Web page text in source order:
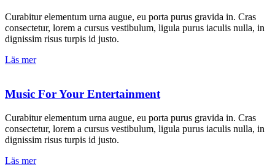
Curabitur elementum urna augue, eu porta purus gravida in. Cras
consectetur, lorem a cursus vestibulum, ligula purus iaculis nulla, in
dignissim risus turpis id justo.
Läs mer
Music For Your Entertainment
Curabitur elementum urna augue, eu porta purus gravida in. Cras
consectetur, lorem a cursus vestibulum, ligula purus iaculis nulla, in
dignissim risus turpis id justo.
Läs mer